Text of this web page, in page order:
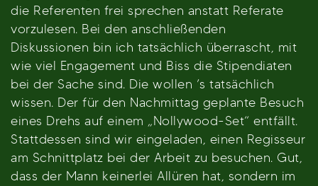
die Referenten frei sprechen anstatt Referate
vorzulesen. Bei den anschließenden
Diskussionen bin ich tatsächlich überrascht, mit
wie viel Engagement und Biss die Stipendiaten
bei der Sache sind. Die wollen ’s tatsächlich
wissen. Der für den Nachmittag geplante Besuch
eines Drehs auf einem „Nollywood-Set“ entfällt.
Stattdessen sind wir eingeladen, einen Regisseur
am Schnittplatz bei der Arbeit zu besuchen. Gut,
dass der Mann keinerlei Allüren hat, sondern im